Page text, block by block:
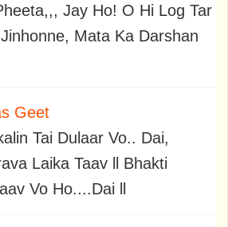
Jay Ho! O Hi Log Tar
Mata Ka Darshan
Geet
Tai Dulaar Vo.. Dai,
Laika Taav ll Bhakti
Vo Ho....Dai ll